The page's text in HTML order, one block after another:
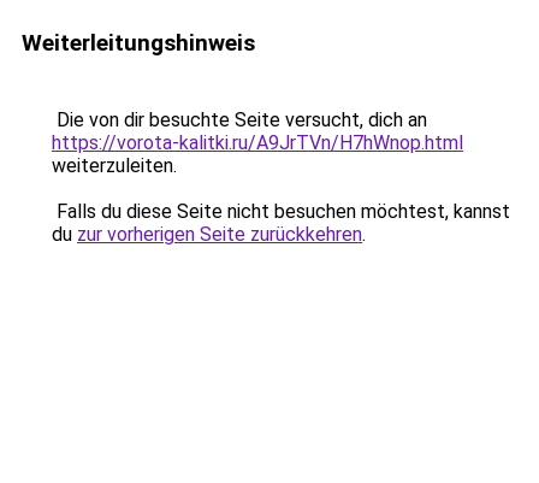
Weiterleitungshinweis
Die von dir besuchte Seite versucht, dich an
https://vorota-kalitki.ru/A9JrTVn/H7hWnop.html
weiterzuleiten.
Falls du diese Seite nicht besuchen möchtest, kannst
du zur vorherigen Seite zurückkehren.